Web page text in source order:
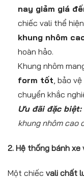
nay giảm giá
chiếc vali thể
khung nhôm
hoàn hảo.
Khung nhôm
form tốt , bảo
chuyển khắc
Ưu đãi đặc biệt:
khung nhôm cao
2. Hệ thống bánh
Một chiếc vali chất